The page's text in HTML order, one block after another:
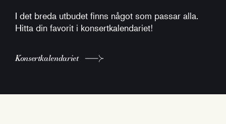
I det breda utbudet finns något som passar alla.
Hitta din favorit i konsertkalendariet!
Konsertkalendariet